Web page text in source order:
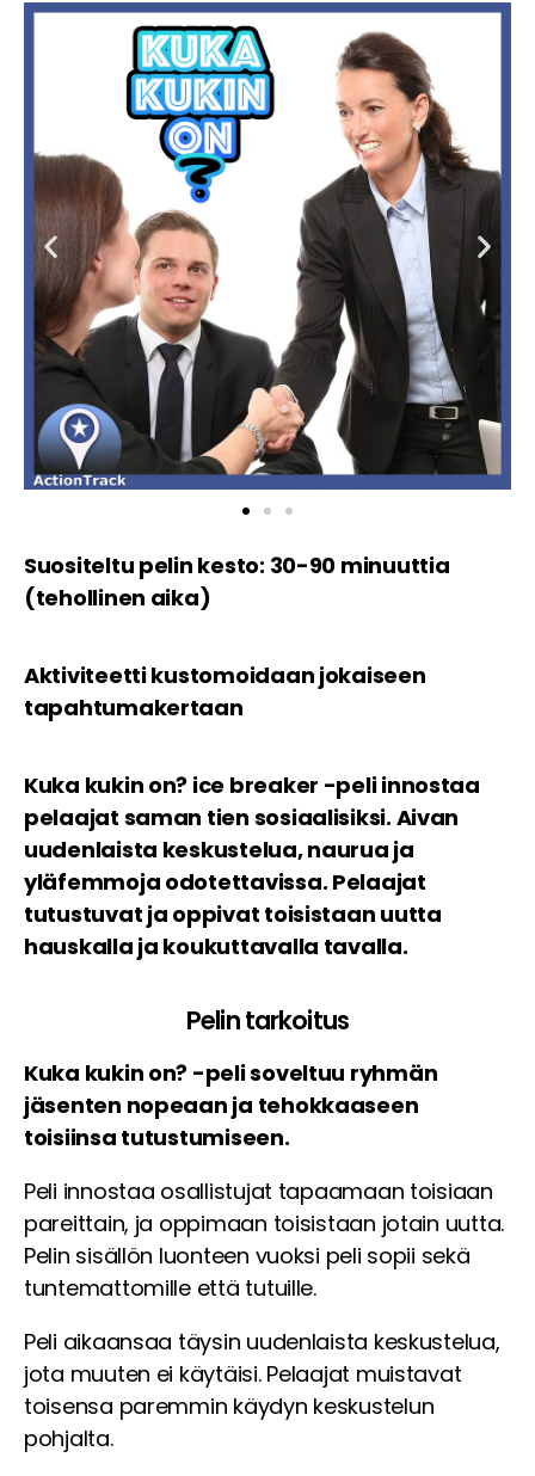
Suositeltu pelin kesto: 30-90 minuuttia
(tehollinen aika)
Aktiviteetti kustomoidaan jokaiseen
tapahtumakertaan
Kuka kukin on? ice breaker -peli innostaa
pelaajat saman tien sosiaalisiksi. Aivan
uudenlaista keskustelua, naurua ja
yläfemmoja odotettavissa. Pelaajat
tutustuvat ja oppivat toisistaan uutta
hauskalla ja koukuttavalla tavalla.
Pelin tarkoitus
Kuka kukin on? -peli soveltuu ryhmän
jäsenten nopeaan ja tehokkaaseen
toisiinsa tutustumiseen.
Peli innostaa osallistujat tapaamaan toisiaan
pareittain, ja oppimaan toisistaan jotain uutta.
Pelin sisällön luonteen vuoksi peli sopii sekä
tuntemattomille että tutuille.
Peli aikaansaa täysin uudenlaista keskustelua,
jota muuten ei käytäisi. Pelaajat muistavat
toisensa paremmin käydyn keskustelun
pohjalta.